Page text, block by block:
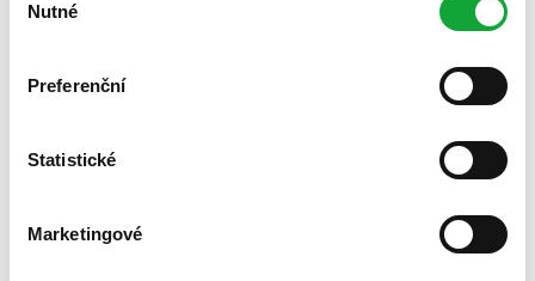
souhlasu
Nutné
Preferenční
Statistické
Marketingové